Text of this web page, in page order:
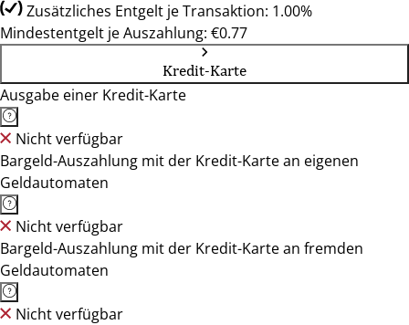
Zusätzliches Entgelt je Transaktion: 1.00%
Mindestentgelt je Auszahlung: €0.77
Kredit-Karte
Ausgabe einer Kredit-Karte
Nicht verfügbar
Bargeld-Auszahlung mit der Kredit-Karte an eigenen
Geldautomaten
Nicht verfügbar
Bargeld-Auszahlung mit der Kredit-Karte an fremden
Geldautomaten
Nicht verfügbar